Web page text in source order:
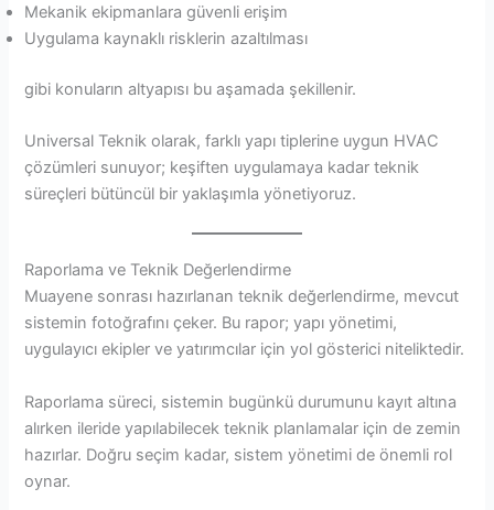
Mekanik ekipmanlara güvenli erişim
Uygulama kaynaklı risklerin azaltılması
gibi konuların altyapısı bu aşamada şekillenir.
Universal Teknik olarak, farklı yapı tiplerine uygun HVAC
çözümleri sunuyor; keşiften uygulamaya kadar teknik
süreçleri bütüncül bir yaklaşımla yönetiyoruz.
Raporlama ve Teknik Değerlendirme
Muayene sonrası hazırlanan teknik değerlendirme, mevcut
sistemin fotoğrafını çeker. Bu rapor; yapı yönetimi,
uygulayıcı ekipler ve yatırımcılar için yol gösterici niteliktedir.
Raporlama süreci, sistemin bugünkü durumunu kayıt altına
alırken ileride yapılabilecek teknik planlamalar için de zemin
hazırlar. Doğru seçim kadar, sistem yönetimi de önemli rol
oynar.